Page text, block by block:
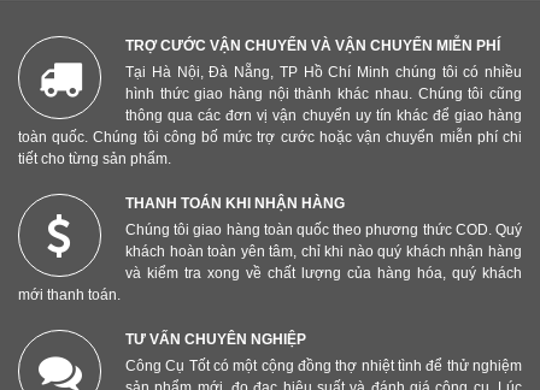
Khả năng chống lại yếu tố tự nhiên
Chống gai, chống cào xước: Nhiều loại găng được
gia cố thêm để chống gai cây, đá sắc hoặc vật nhọn.
Chịu ma sát cao : Do tiếp xúc đất đá nhiều, nên thiết
kế chống mài mòn tốt hơn găng tay thường.
Đa dạng mục đích sử dụng
Một số mẫu phân loại theo công việc:
Găng trồng cây.
Găng thu hoạch rau củ.
Găng móng đào đất.
TRỢ CƯỚC VẬN CHUYỂN VÀ VẬN CHUYỂN MIỄN PHÍ
Tại Hà Nội, Đà Nẵng, TP Hồ Chí Minh chúng tôi có nhiều
hình thức giao hàng nội thành khác nhau. Chúng tôi cũng
thông qua các đơn vị vận chuyển uy tín khác để giao hàng
toàn quốc. Chúng tôi công bố mức trợ cước hoặc vận chuyển miễn phí chi
tiết cho từng sản phẩm.
THANH TOÁN KHI NHẬN HÀNG
Chúng tôi giao hàng toàn quốc theo phương thức COD. Quý
khách hoàn toàn yên tâm, chỉ khi nào quý khách nhận hàng
và kiểm tra xong về chất lượng của hàng hóa, quý khách
mới thanh toán.
TƯ VẤN CHUYÊN NGHIỆP
Công Cụ Tốt có một cộng đồng thợ nhiệt tình để thử nghiệm